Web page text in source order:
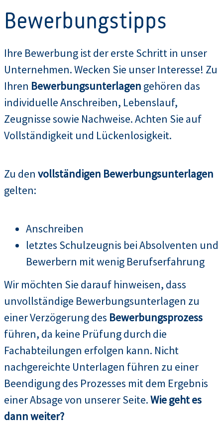
Bewerbungstipps
Ihre Bewerbung ist der erste Schritt in unser
Unternehmen. Wecken Sie unser Interesse! Zu
Ihren Bewerbungsunterlagen gehören das
individuelle Anschreiben, Lebenslauf,
Zeugnisse sowie Nachweise. Achten Sie auf
Vollständigkeit und Lückenlosigkeit.
Zu den vollständigen Bewerbungsunterlagen
gelten:
Anschreiben
letztes Schulzeugnis bei Absolventen und
Bewerbern mit wenig Berufserfahrung
Wir möchten Sie darauf hinweisen, dass
unvollständige Bewerbungsunterlagen zu
einer Verzögerung des Bewerbungsprozess
führen, da keine Prüfung durch die
Fachabteilungen erfolgen kann. Nicht
nachgereichte Unterlagen führen zu einer
Beendigung des Prozesses mit dem Ergebnis
einer Absage von unserer Seite.Wie geht es
dann weiter?